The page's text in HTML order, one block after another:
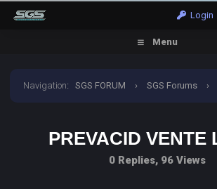
Login
Menu
Navigation:SGS FORUM › SGS Forums ›
PREVACID VENTE
0 Replies, 96 Views